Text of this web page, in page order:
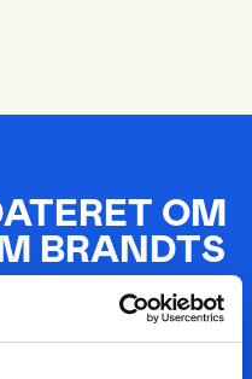
OM
BRANDTS